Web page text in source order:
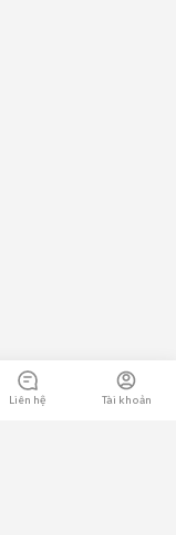
Liên hệ Tài khoản